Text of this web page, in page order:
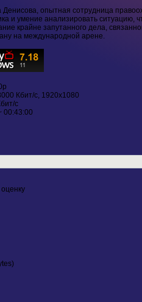
Денисова, опытная сотрудница
и умение анализировать ситуацию,
крайне запутанного дела,
на международной арене.
Кбит/с, 1920x1080
с
00:43:00